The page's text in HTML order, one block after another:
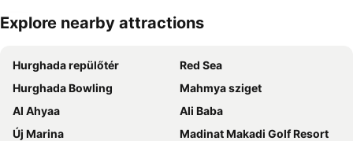
Nagy méretű térkép
Explore nearby attractions
Hurghada repülőtér
Red Sea
Hurghada Bowling
Mahmya sziget
Al Ahyaa
Ali Baba
Új Marina
Madinat Makadi Golf Resort